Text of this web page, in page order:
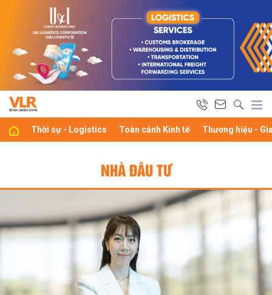
Thời sự - Logistics Toàn cảnh Kinh tế Thương hiệu -
NHÀ ĐÂU TƯ